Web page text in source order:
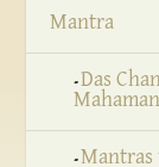
Mantra
Das
Mantras